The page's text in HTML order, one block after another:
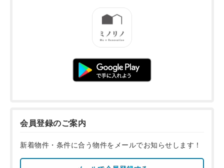
会員登録のご案内
新着物件・条件に合う物件をメールでお知らせします！